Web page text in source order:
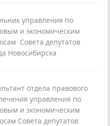
управления по
и экономическим
Совета депутатов
Новосибирска
отдела правового
управления по
и экономическим
Совета депутатов